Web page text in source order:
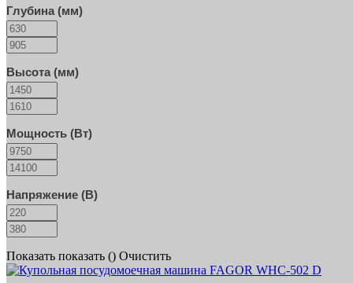
Глубина (мм)
Высота (мм)
Мощность (Вт)
Напряжение (В)
Показать показать () Очистить